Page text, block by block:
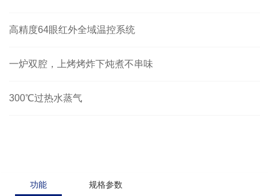
高精度64眼红外全域温控系统
一炉双腔，上烤烤炸下炖煮不串味
300℃过热水蒸气
功能 规格参数